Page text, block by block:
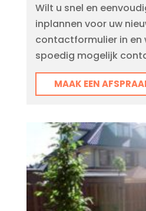
Wilt u snel en
inplannen voor uw
contactformulier in en
spoedig mogelijk
MAAK EEN